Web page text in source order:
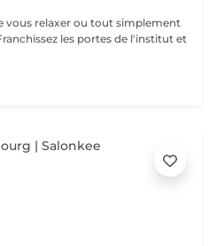
vous relaxer ou tout simplement
les portes de l'institut et